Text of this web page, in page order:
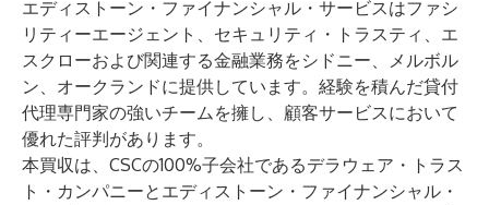
エディストーン・ファイナンシャル・サービスはファシ
リティーエージェント、セキュリティ・トラスティ、エ
スクローおよび関連する金融業務をシドニー、メルボル
ン、オークランドに提供しています。経験を積んだ貸付
代理専門家の強いチームを擁し、顧客サービスにおいて
優れた評判があります。
本買収は、CSCの100%子会社であるデラウェア・トラス
ト・カンパニーとエディストーン・ファイナンシャル・